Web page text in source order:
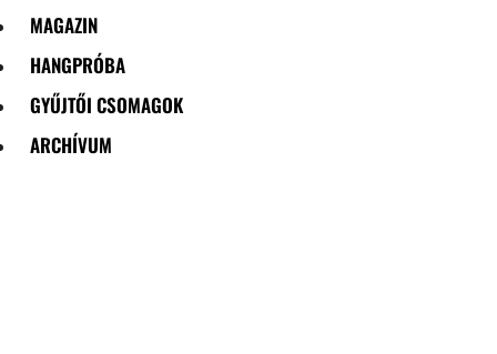
MAGAZIN
HANGPRÓBA
GYŰJTŐI CSOMAGOK
ARCHÍVUM